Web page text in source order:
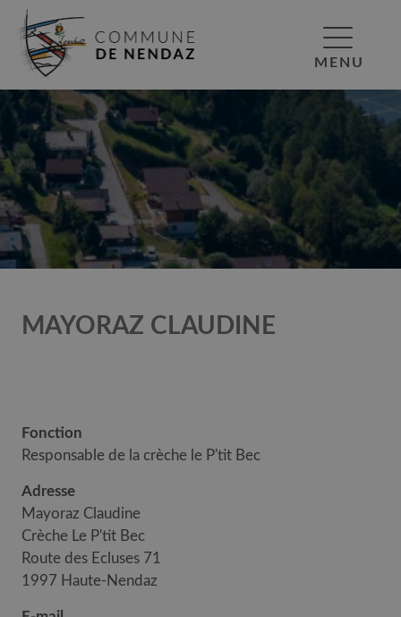
MENU
MAYORAZ CLAUDINE
Fonction
Responsable de la crèche le P'tit Bec
Adresse
Mayoraz Claudine
Crèche Le P'tit Bec
Route des Ecluses 71
1997 Haute-Nendaz